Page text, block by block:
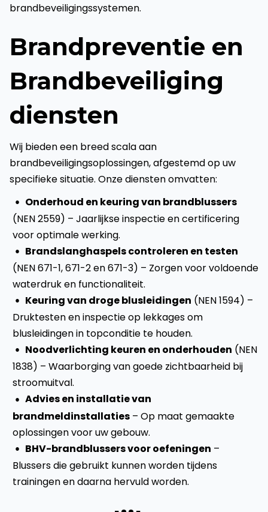
brandbeveiligingssystemen.
Brandpreventie en
Brandbeveiliging
diensten
Wij bieden een breed scala aan
brandbeveiligingsoplossingen, afgestemd op uw
specifieke situatie. Onze diensten omvatten:
Onderhoud en keuring van brandblussers
(NEN 2559) – Jaarlijkse inspectie en certificering
voor optimale werking.
Brandslanghaspels controleren en testen
(NEN 671-1, 671-2 en 671-3) – Zorgen voor voldoende
waterdruk en functionaliteit.
Keuring van droge blusleidingen (NEN 1594) –
Druktesten en inspectie op lekkages om
blusleidingen in topconditie te houden.
Noodverlichting keuren en onderhouden (NEN
1838) – Waarborging van goede zichtbaarheid bij
stroomuitval.
Advies en installatie van
brandmeldinstallaties – Op maat gemaakte
oplossingen voor uw gebouw.
BHV-brandblussers voor oefeningen –
Blussers die gebruikt kunnen worden tijdens
trainingen en daarna hervuld worden.